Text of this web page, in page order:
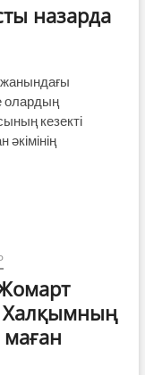
назарда
жанындағы
олардың
кезекті
Халқымның
маған